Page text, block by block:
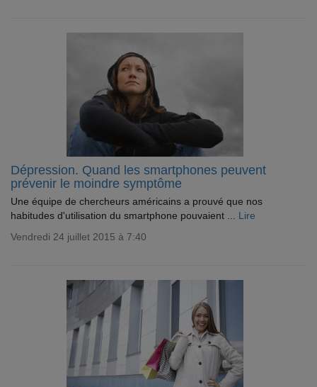
Dépression. Quand les smartphones peuvent
prévenir le moindre symptôme
Une équipe de chercheurs américains a prouvé que nos
habitudes d'utilisation du smartphone pouvaient ... Lire
Vendredi 24 juillet 2015 à 7:40